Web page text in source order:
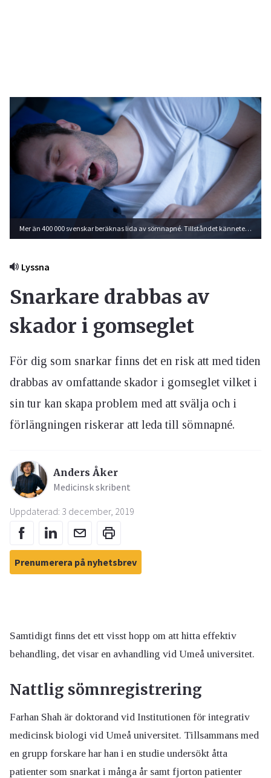
Mer än 400 000 svenskar beräknas lida av sömnapné. Tillståndet kännetecknas av snarkning och återkommande andningsuppehåll under sömnen. Foto: Shutterstock
Lyssna
Snarkare drabbas av
skador i gomseglet
För dig som snarkar finns det en risk att med tiden
drabbas av omfattande skador i gomseglet vilket i
sin tur kan skapa problem med att svälja och i
förlängningen riskerar att leda till sömnapné.
Anders Åker
Medicinsk skribent
Uppdaterad: 3 december, 2019
Prenumerera på nyhetsbrev
Samtidigt finns det ett visst hopp om att hitta effektiv
behandling, det visar en avhandling vid Umeå universitet.
Nattlig sömnregistrering
Farhan Shah är doktorand vid Institutionen för integrativ
medicinsk biologi vid Umeå universitet. Tillsammans med
en grupp forskare har han i en studie undersökt åtta
patienter som snarkat i många år samt fjorton patienter